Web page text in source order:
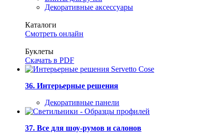
Декоративные аксессуары
Каталоги
Смотреть онлайн
Буклеты
Скачать в PDF
36. Интерьерные решения
Декоративные панели
37. Все для шоу-румов и салонов